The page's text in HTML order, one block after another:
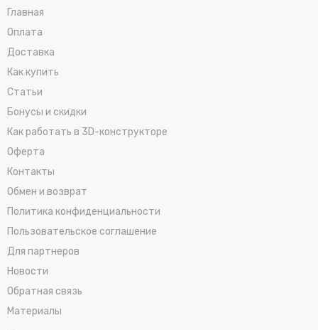
Главная
Оплата
Доставка
Как купить
Статьи
Бонусы и скидки
Как работать в 3D-конструкторе
Оферта
Контакты
Обмен и возврат
Политика конфиденциальности
Пользовательское соглашение
Для партнеров
Новости
Обратная связь
Материалы